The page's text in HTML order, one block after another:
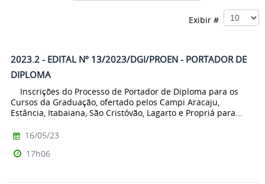
Exibir #
2023.2 - EDITAL Nº 13/2023/DGI/PROEN - PORTADOR DE
DIPLOMA
Inscrições do Processo de Portador de Diploma para os
Cursos da Graduação, ofertado pelos Campi Aracaju,
Estância, Itabaiana, São Cristóvão, Lagarto e Propriá para...
16/05/23
17h06